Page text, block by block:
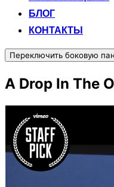
БЛОГ
КОНТАКТЫ
Переключить боковую
A Drop In The